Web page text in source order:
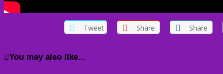
Tweet Share Share
You may also like...